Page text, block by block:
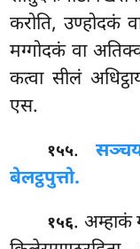
करोति, उण्होदकं
मग्गोदकं वा
कत्वा सीलं
एस.
१५५.
बेलट्ठपुत्तो.
१५६. अम्हाकं